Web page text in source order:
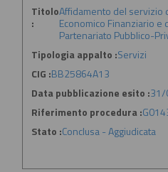
Titolo
:
Affidamento del servizio
Economico Finanziario
Partenariato Pubblico-
Tipologia appalto :Servizi
CIG :BB25864A13
Data pubblicazione esito :
Riferimento procedura :
Stato :Conclusa - Aggiudicata